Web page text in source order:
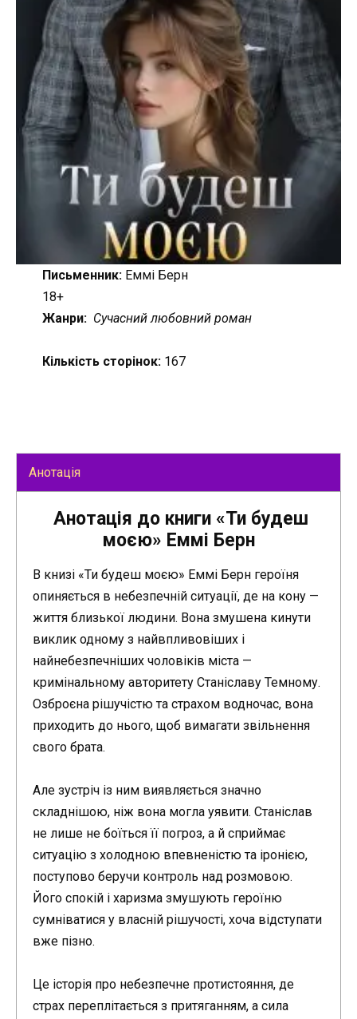
Письменник:Еммі Берн
18+
Жанри: Сучасний любовний роман
Кількість сторінок:167
Анотація
Анотація до книги «Ти будеш
моєю» Еммі Берн
В книзі «Ти будеш моєю» Еммі Берн героїня
опиняється в небезпечній ситуації, де на кону —
життя близької людини. Вона змушена кинути
виклик одному з найвпливовіших і
найнебезпечніших чоловіків міста —
кримінальному авторитету Станіславу Темному.
Озброєна рішучістю та страхом водночас, вона
приходить до нього, щоб вимагати звільнення
свого брата.
Але зустріч із ним виявляється значно
складнішою, ніж вона могла уявити. Станіслав
не лише не боїться її погроз, а й сприймає
ситуацію з холодною впевненістю та іронією,
поступово беручи контроль над розмовою.
Його спокій і харизма змушують героїню
сумніватися у власній рішучості, хоча відступати
вже пізно.
Це історія про небезпечне протистояння, де
страх переплітається з притяганням, а сила